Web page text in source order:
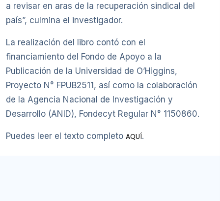
a revisar en aras de la recuperación sindical del
país”, culmina el investigador.
La realización del libro contó con el
financiamiento del Fondo de Apoyo a la
Publicación de la Universidad de O’Higgins,
Proyecto N° FPUB2511, así como la colaboración
de la Agencia Nacional de Investigación y
Desarrollo (ANID), Fondecyt Regular N° 1150860.
Puedes leer el texto completo AQUÍ.